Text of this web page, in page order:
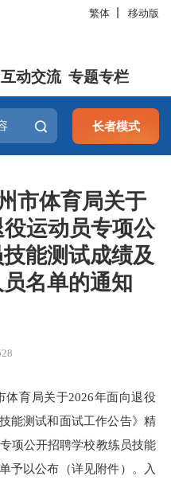
繁体 移动版
互动交流 专题专栏
长者模式
市体育局关于
运动员专项公
能测试成绩及
名单的通知
育局关于2026年面向退役
能测试和面试工作公告》精
项公开招聘学校教练员技能
予以公布（详见附件）。入